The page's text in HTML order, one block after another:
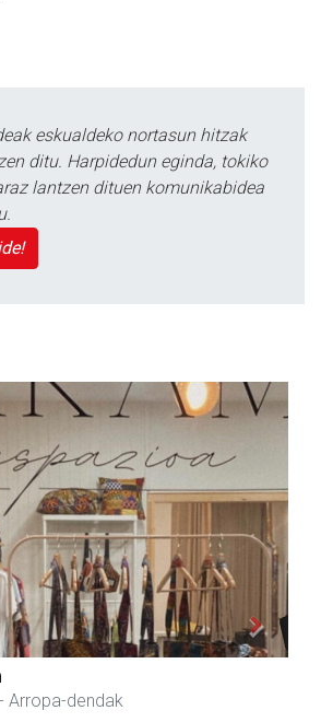
eskualdeko nortasun hitzak
ditu. Harpidedun eginda, tokiko
lantzen dituen komunikabidea
- Armategia
Next